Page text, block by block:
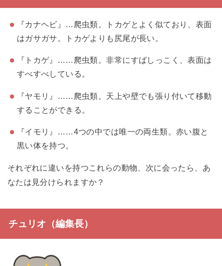
『カナヘビ』…爬虫類。トカゲとよく似ており、表面
はガサガサ。トカゲよりも尻尾が長い。
『トカゲ』……爬虫類。非常にすばしっこく、表面は
すべすべしている。
『ヤモリ』……爬虫類。天上や壁でも張り付いて移動
することができる。
『イモリ』……4つの中では唯一の両生類。赤い腹と
黒い体を持つ。
それぞれに違いを持つこれらの動物、次に会ったら、あ
なたは見分けられますか？
チュリオ（編集長）